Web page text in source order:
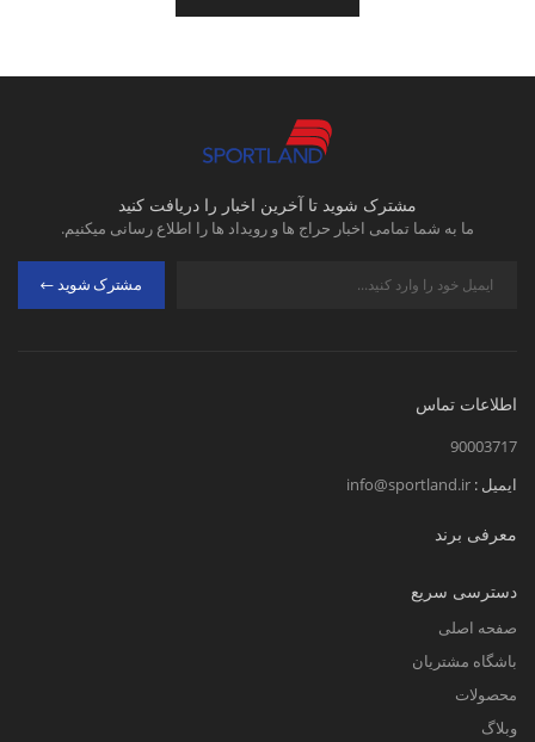
مشترک شوید تا آخرین اخبار را دریافت کنید
ما به شما تمامی اخبار حراج ها و رویداد ها را اطلاع رسانی میکنیم.
مشترک شوید
اطلاعات تماس
90003717
ایمیل : info@sportland.ir
معرفی برند
دسترسی سریع
صفحه اصلی
باشگاه مشتریان
محصولات
وبلاگ